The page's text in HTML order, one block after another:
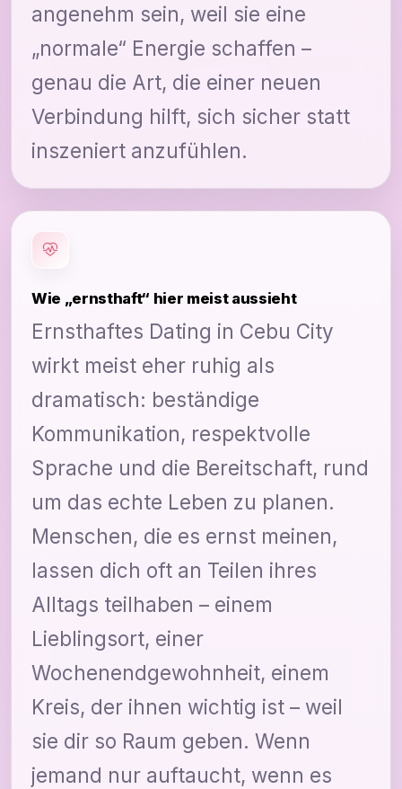
angenehm sein, weil sie eine
„normale“ Energie schaffen –
genau die Art, die einer neuen
Verbindung hilft, sich sicher statt
inszeniert anzufühlen.
Wie „ernsthaft“ hier meist aussieht
Ernsthaftes Dating in Cebu City
wirkt meist eher ruhig als
dramatisch: beständige
Kommunikation, respektvolle
Sprache und die Bereitschaft, rund
um das echte Leben zu planen.
Menschen, die es ernst meinen,
lassen dich oft an Teilen ihres
Alltags teilhaben – einem
Lieblingsort, einer
Wochenendgewohnheit, einem
Kreis, der ihnen wichtig ist – weil
sie dir so Raum geben. Wenn
jemand nur auftaucht, wenn es